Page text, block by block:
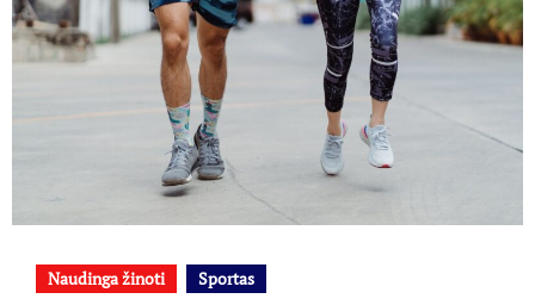
Naudinga žinoti Sportas